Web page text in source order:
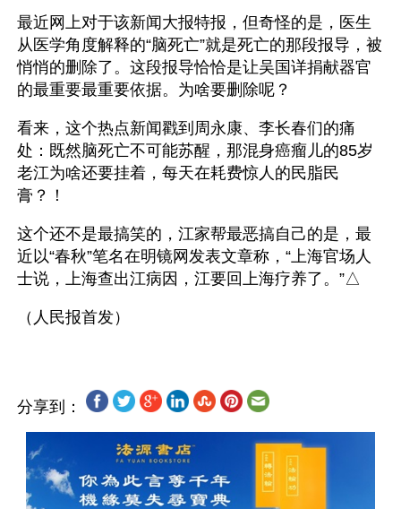
最近网上对于该新闻大报特报，但奇怪的是，医生
从医学角度解释的“脑死亡”就是死亡的那段报导，被
悄悄的删除了。这段报导恰恰是让吴国详捐献器官
的最重要最重要依据。为啥要删除呢？
看来，这个热点新闻戳到周永康、李长春们的痛
处：既然脑死亡不可能苏醒，那混身癌瘤儿的85岁
老江为啥还要挂着，每天在耗费惊人的民脂民
膏？！
这个还不是最搞笑的，江家帮最恶搞自己的是，最
近以“春秋”笔名在明镜网发表文章称，“上海官场人
士说，上海查出江病因，江要回上海疗养了。”△
分享到：